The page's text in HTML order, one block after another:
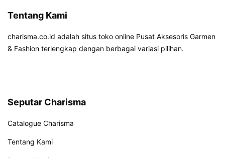
Tentang Kami
charisma.co.id adalah situs toko online Pusat Aksesoris Garmen
& Fashion terlengkap dengan berbagai variasi pilihan.
Seputar Charisma
Catalogue Charisma
Tentang Kami